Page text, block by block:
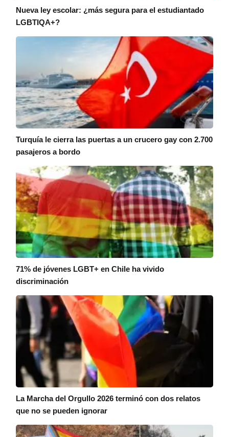
Nueva ley escolar: ¿más segura para el estudiantado
LGBTIQA+?
Turquía le cierra las puertas a un crucero gay con 2.700
pasajeros a bordo
71% de jóvenes LGBT+ en Chile ha vivido
discriminación
La Marcha del Orgullo 2026 terminó con dos relatos
que no se pueden ignorar